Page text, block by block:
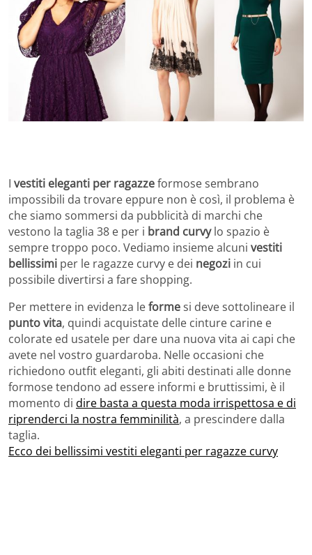
I vestiti eleganti per ragazzeformose sembrano
impossibili da trovare eppure non è così, il problema è
che siamo sommersi da pubblicità di marchi che
vestono la taglia 38 e per i brand curvylo spazio è
sempre troppo poco. Vediamo insieme alcuni vestiti
bellissimi per le ragazze curvy e dei negozi in cui
possibile divertirsi a fare shopping.
Per mettere in evidenza leformesi deve sottolineare il
punto vita, quindi acquistate delle cinture carine e
colorate ed usatele per dare una nuova vita ai capi che
avete nel vostro guardaroba. Nelle occasioni che
richiedono outfit eleganti, gli abiti destinati alle donne
formose tendono ad essere informi e bruttissimi, è il
momento di dire basta a questa moda irrispettosa e di
riprenderci la nostra femminilità, a prescindere dalla
taglia.
Ecco dei bellissimi vestiti eleganti per ragazze curvy